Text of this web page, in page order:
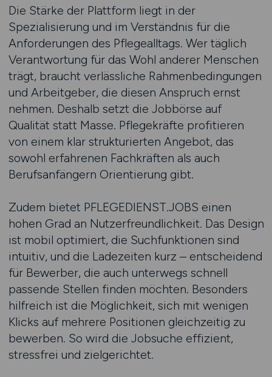
Die Stärke der Plattform liegt in der
Spezialisierung und im Verständnis für die
Anforderungen des Pflegealltags. Wer täglich
Verantwortung für das Wohl anderer Menschen
trägt, braucht verlässliche Rahmenbedingungen
und Arbeitgeber, die diesen Anspruch ernst
nehmen. Deshalb setzt die Jobbörse auf
Qualität statt Masse. Pflegekräfte profitieren
von einem klar strukturierten Angebot, das
sowohl erfahrenen Fachkräften als auch
Berufsanfängern Orientierung gibt.
Zudem bietet PFLEGEDIENST.JOBS einen
hohen Grad an Nutzerfreundlichkeit. Das Design
ist mobil optimiert, die Suchfunktionen sind
intuitiv, und die Ladezeiten kurz – entscheidend
für Bewerber, die auch unterwegs schnell
passende Stellen finden möchten. Besonders
hilfreich ist die Möglichkeit, sich mit wenigen
Klicks auf mehrere Positionen gleichzeitig zu
bewerben. So wird die Jobsuche effizient,
stressfrei und zielgerichtet.